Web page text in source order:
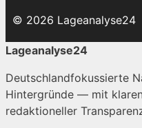
© 2026 Lageanalyse24
Lageanalyse24
Deutschlandfokussierte
Hintergründe — mit
redaktioneller